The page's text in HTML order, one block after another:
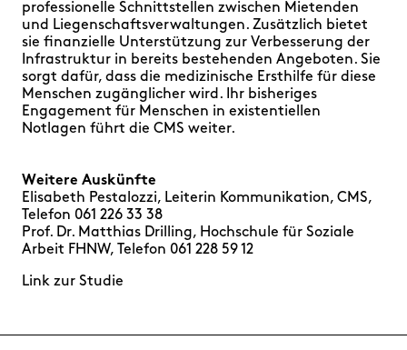
professionelle Schnittstellen zwischen Mietenden
und Liegenschaftsverwaltungen. Zusätzlich bietet
sie finanzielle Unterstützung zur Verbesserung der
Infrastruktur in bereits bestehenden Angeboten. Sie
sorgt dafür, dass die medizinische Ersthilfe für diese
Menschen zugänglicher wird. Ihr bisheriges
Engagement für Menschen in existentiellen
Notlagen führt die CMS weiter.
Weitere Auskünfte
Elisabeth Pestalozzi, Leiterin Kommunikation, CMS,
Telefon 061 226 33 38
Prof. Dr. Matthias Drilling, Hochschule für Soziale
Arbeit FHNW, Telefon 061 228 59 12
Link zur Studie